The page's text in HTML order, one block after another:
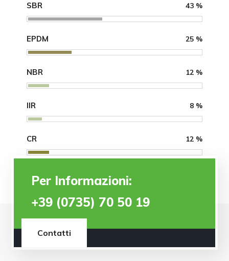
SBR 43 %
EPDM 25 %
NBR 12 %
IIR 8 %
CR 12 %
Per Informazioni:
+39 (0735) 70 50 19
Contatti